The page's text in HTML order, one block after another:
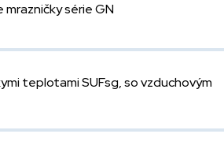
série GN
teplotami SUFsg, so vzduchovým